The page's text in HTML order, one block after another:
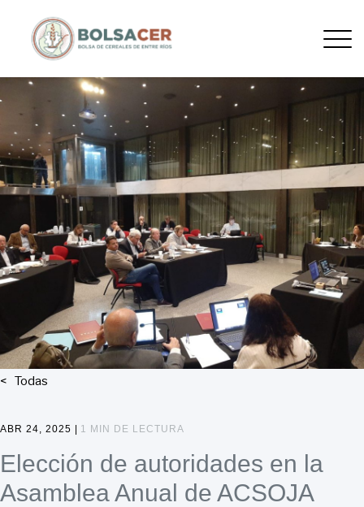
Todas
ABR 24, 2025 | 1 MIN DE LECTURA
Elección de autoridades en la
Asamblea Anual de ACSOJA